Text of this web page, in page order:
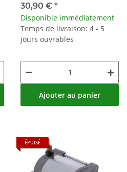
Yamaha MT-10 YZF-R1 1000
# 2015-2020
30,90 € *
Disponible immédiatement
Temps de livraison: 4 - 5
jours ouvrables
Ajouter au panier
ÉPUISÉ